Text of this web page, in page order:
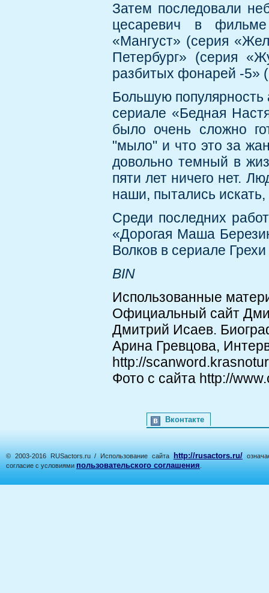
Затем последовали
цесаревич в
«Мангуст» (серия
Петербург» (серия
разбитых фонарей -5»
Большую популярность
сериале «Бедная
было очень сложно
"мыло" и что это за
довольно темный в
пяти лет ничего нет.
наши, пытались
Среди последних
«Дорогая Маша
Волков в сериале
BIN
Использованные
Официальный сайт
Дмитрий Исаев.
Арина Гревцова,
http://
Фото с сайта http://
Вконтакте
© 2003-2016 RUSactors.ru / Использование сайта http://rusactors.ru/
согласие с условиями пользовательского соглашения